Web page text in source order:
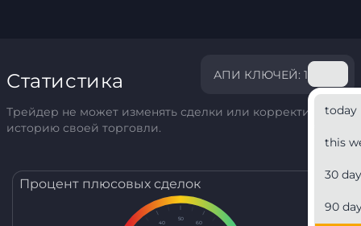
Статистика АПИ КЛЮЧЕЙ: 1
today
this
30
90
Трейдер не может изменять сделки или корректировать
историю своей торговли.
Процент плюсовых сделок
40
50
60